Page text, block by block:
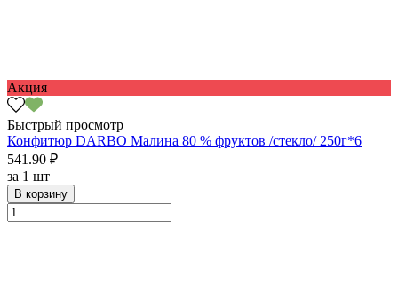
Акция
Быстрый просмотр
Конфитюр DARBO Малина 80 % фруктов /стекло/ 250г*6
541.90 ₽
за 1 шт
В корзину